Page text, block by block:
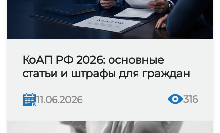
КоАП РФ 2026: основные
статьи и штрафы для граждан
11.06.2026 316